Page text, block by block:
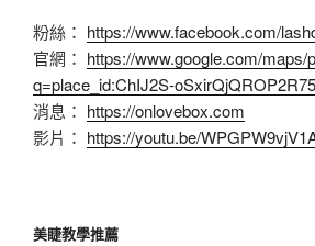
粉絲： https://www.facebook.com/
官網： https://www.google.com/maps/
q=place_id:ChIJ2S-
消息： https://onlovebox.com
影片： https://youtu.be/
美睫教學推薦